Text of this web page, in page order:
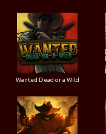
Wanted Dead or a Wild